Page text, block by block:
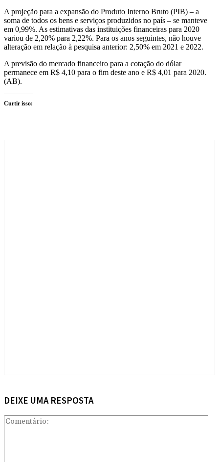
A projeção para a expansão do Produto Interno Bruto (PIB) – a
soma de todos os bens e serviços produzidos no país – se manteve
em 0,99%. As estimativas das instituições financeiras para 2020
variou de 2,20% para 2,22%. Para os anos seguintes, não houve
alteração em relação à pesquisa anterior: 2,50% em 2021 e 2022.
A previsão do mercado financeiro para a cotação do dólar
permanece em R$ 4,10 para o fim deste ano e R$ 4,01 para 2020.
(AB).
Curtir isso:
DEIXE UMA RESPOSTA